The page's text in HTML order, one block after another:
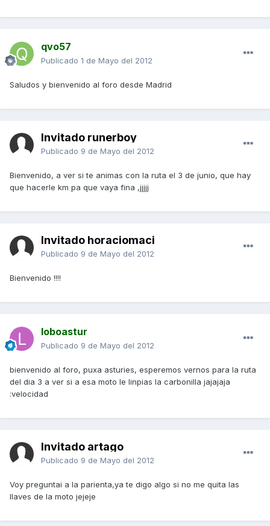
qvo57
Publicado 1 de Mayo del 2012
Saludos y bienvenido al foro desde Madrid
Invitado runerboy
Publicado 9 de Mayo del 2012
Bienvenido, a ver si te animas con la ruta el 3 de junio, que hay
que hacerle km pa que vaya fina ,jjjjj
Invitado horaciomaci
Publicado 9 de Mayo del 2012
Bienvenido !!!!
loboastur
Publicado 9 de Mayo del 2012
bienvenido al foro, puxa asturies, esperemos vernos para la ruta
del dia 3 a ver si a esa moto le linpias la carbonilla jajajaja
:velocidad
Invitado artago
Publicado 9 de Mayo del 2012
Voy preguntai a la parienta,ya te digo algo si no me quita las
llaves de la moto jejeje